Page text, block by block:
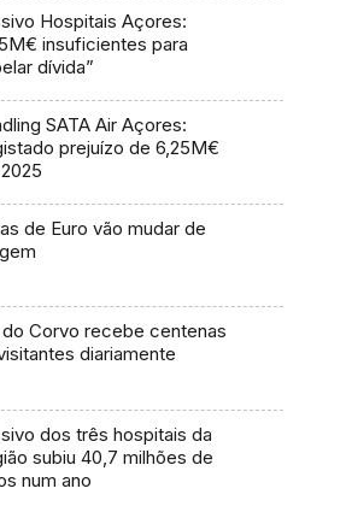
Hospitais Açores:
insuficientes para
dívida”
SATA Air Açores:
prejuízo de 6,25M€
de Euro vão mudar de
do Corvo recebe centenas
diariamente
dos três hospitais da
subiu 40,7 milhões de
num ano